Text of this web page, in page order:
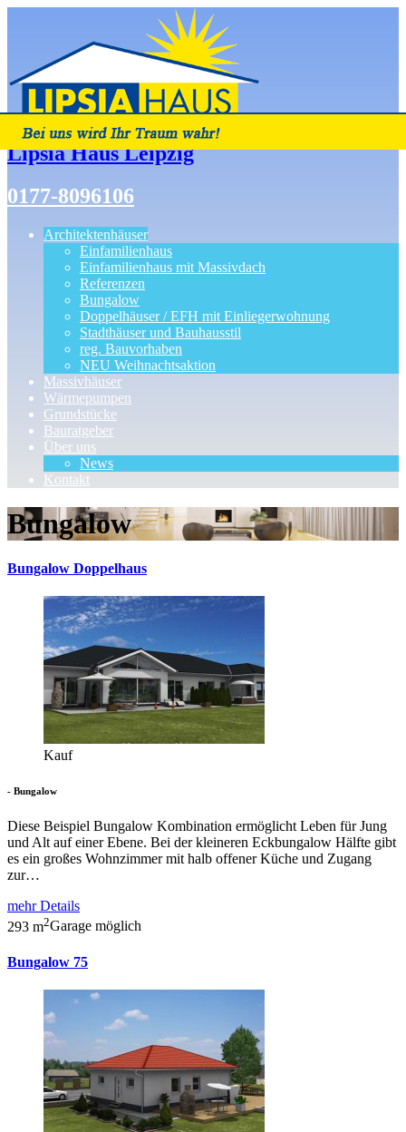
Lipsia Haus Leipzig
0177-8096106
Architektenhäuser
Einfamilienhaus
Einfamilienhaus mit Massivdach
Referenzen
Bungalow
Doppelhäuser / EFH mit Einliegerwohnung
Stadthäuser und Bauhausstil
reg. Bauvorhaben
NEU Weihnachtsaktion
Massivhäuser
Wärmepumpen
Grundstücke
Bauratgeber
Über uns
News
Kontakt
Bungalow
Bungalow Doppelhaus
Kauf
- Bungalow
Diese Beispiel Bungalow Kombination ermöglicht Leben für Jung
und Alt auf einer Ebene. Bei der kleineren Eckbungalow Hälfte gibt
es ein großes Wohnzimmer mit halb offener Küche und Zugang
zur…
mehr Details
293 m2Garage möglich
Bungalow 75